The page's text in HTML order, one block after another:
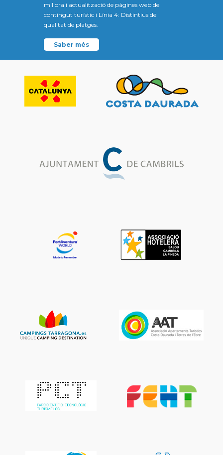
millora i actualització de pàgines web de
contingut turístic i Línia 4: Distintius de
qualitat de platges.
Saber més